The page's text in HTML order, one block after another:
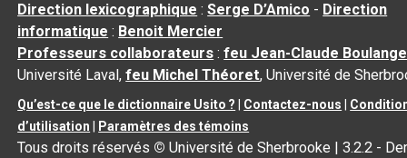
Direction lexicographique :Serge D’Amico - Direction
informatique : Benoit Mercier
Professeurs collaborateurs :feu Jean-Claude
Université Laval,feu Michel Théoret, Université de
Qu’est-ce que le dictionnaire Usito ? Contactez-nous
d’utilisation
Paramètres des témoins
Tous droits réservés © Université de Sherbrooke |3.2.2 -